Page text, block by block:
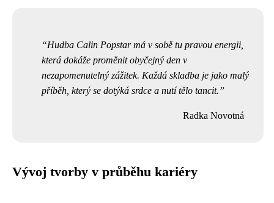
Hudba Calin Popstar má v sobě tu pravou energii,
která dokáže proměnit obyčejný den v
nezapomenutelný zážitek. Každá skladba je jako malý
příběh, který se dotýká srdce a nutí tělo tancit.
Radka Novotná
Vývoj tvorby v průběhu kariéry